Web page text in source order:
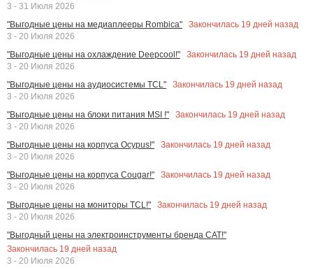
3 - 31 Июля 2026
"Выгодные цены на медиаплееры Rombica"
Закончилась 19 дней назад
3 - 20 Июля 2026
"Выгодные цены на охлаждение Deepcool!"
Закончилась 19 дней назад
3 - 20 Июля 2026
"Выгодные цены на аудиосистемы TCL"
Закончилась 19 дней назад
3 - 20 Июля 2026
"Выгодные цены на блоки питания MSI !"
Закончилась 19 дней назад
3 - 20 Июля 2026
"Выгодные цены на корпуса Ocypus!"
Закончилась 19 дней назад
3 - 20 Июля 2026
"Выгодные цены на корпуса Cougar!"
Закончилась 19 дней назад
3 - 20 Июля 2026
"Выгодные цены на мониторы TCL!"
Закончилась 19 дней назад
3 - 20 Июля 2026
"Выгодный цены на электроинструменты бренда CAT!"
Закончилась 19 дней назад
3 - 20 Июля 2026